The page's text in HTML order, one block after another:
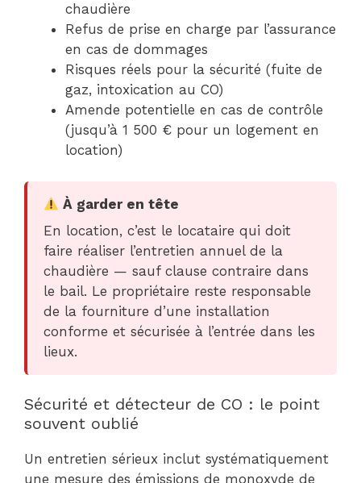
chaudière
Refus de prise en charge par l’assurance
en cas de dommages
Risques réels pour la sécurité (fuite de
gaz, intoxication au CO)
Amende potentielle en cas de contrôle
(jusqu’à 1 500 € pour un logement en
location)
À garder en tête
En location, c’est le locataire qui doit
faire réaliser l’entretien annuel de la
chaudière — sauf clause contraire dans
le bail. Le propriétaire reste responsable
de la fourniture d’une installation
conforme et sécurisée à l’entrée dans les
lieux.
Sécurité et détecteur de CO : le point
souvent oublié
Un entretien sérieux inclut systématiquement
une mesure des émissions de monoxyde de